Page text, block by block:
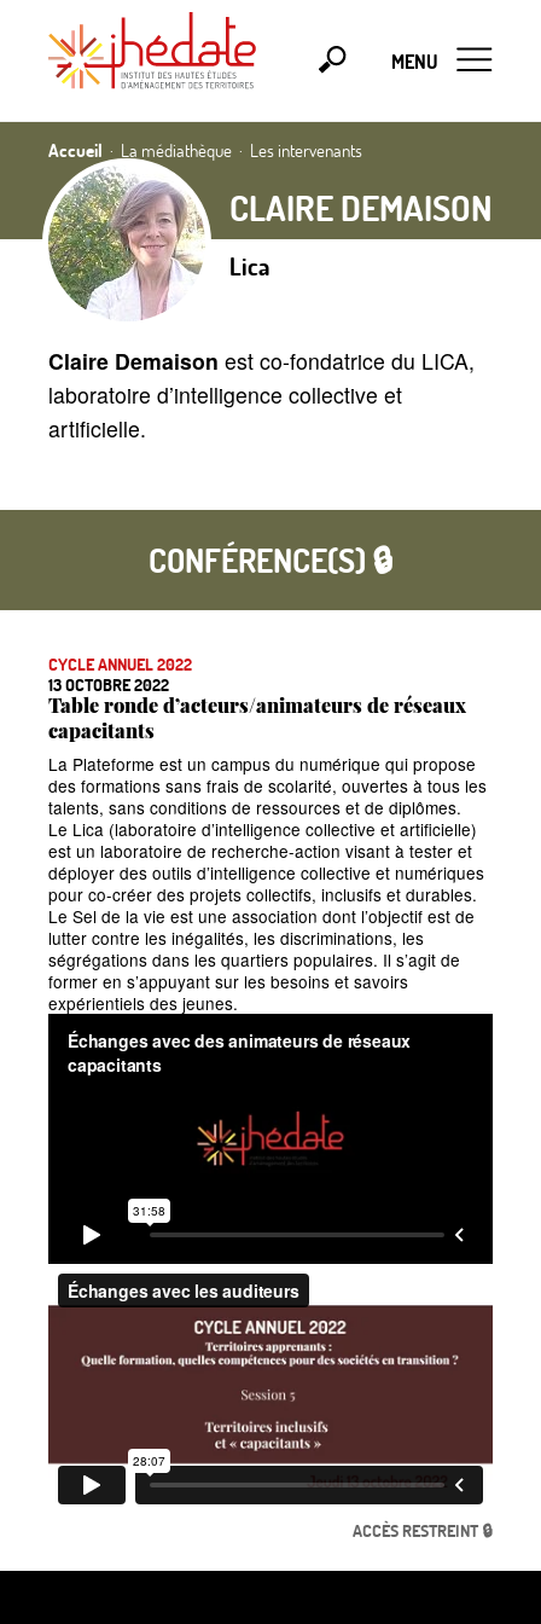
MENU
Accueil La médiathèque Les intervenants
CLAIRE DEMAISON
Lica
Claire Demaison est co-fondatrice du LICA,
laboratoire d’intelligence collective et
artificielle.
CONFÉRENCE(S) 🔒
CYCLE ANNUEL 2022
13 OCTOBRE 2022
Table ronde d’acteurs/animateurs de réseaux
capacitants
La Plateforme est un campus du numérique qui propose
des formations sans frais de scolarité, ouvertes à tous les
talents, sans conditions de ressources et de diplômes.
Le Lica (laboratoire d’intelligence collective et artificielle)
est un laboratoire de recherche-action visant à tester et
déployer des outils d’intelligence collective et numériques
pour co-créer des projets collectifs, inclusifs et durables.
Le Sel de la vie est une association dont l’objectif est de
lutter contre les inégalités, les discriminations, les
ségrégations dans les quartiers populaires. Il s’agit de
former en s’appuyant sur les besoins et savoirs
expérientiels des jeunes.
ACCÈS RESTREINT 🔒